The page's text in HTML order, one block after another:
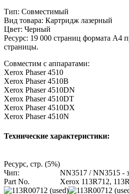
Тип: Совместимый
Вид товара: Картридж лазерный
Цвет: Черный
Ресурс: 19 000 страниц формата А4
страницы.
Совместим с аппаратами:
Xerox Phaser 4510
Xerox Phaser 4510B
Xerox Phaser 4510DN
Xerox Phaser 4510DT
Xerox Phaser 4510DX
Xerox Phaser 4510N
Технические характеристики:
Ресурс, стр. (5%)
Чип:
NN3517 / NN3515 -
Part No.
Xerox 113R712,